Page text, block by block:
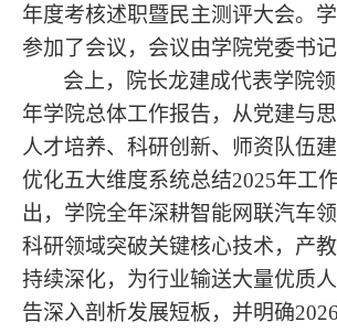
年度考核述职暨民主测评大会。
参加 了会议，会议由学院党委书记
会上，院长龙建成代表学院
年学院总体工作报告，从党建与思
人才培养、科研创新、师资队伍
优化五大维度系统总结2025年工
出，学院全年深耕智能网联汽车
科研领域突破关键核心技术，产
持续深化，为行业输送大量优质
告深入剖析发展短板，并明确